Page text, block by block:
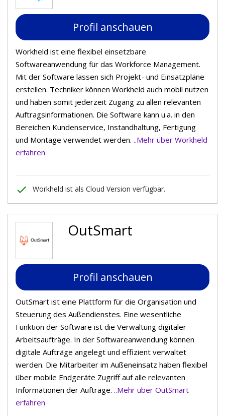
Profil anschauen
Workheld ist eine flexibel einsetzbare
Softwareanwendung für das Workforce Management.
Mit der Software lassen sich Projekt- und Einsatzpläne
erstellen. Techniker können Workheld auch mobil nutzen
und haben somit jederzeit Zugang zu allen relevanten
Auftragsinformationen. Die Software kann u.a. in den
Bereichen Kundenservice, Instandhaltung, Fertigung
und Montage verwendet werden. ..Mehr über Workheld
erfahren
done Workheld ist als Cloud Version verfügbar.
OutSmart
Profil anschauen
OutSmart ist eine Plattform für die Organisation und
Steuerung des Außendienstes. Eine wesentliche
Funktion der Software ist die Verwaltung digitaler
Arbeitsaufträge. In der Softwareanwendung können
digitale Aufträge angelegt und effizient verwaltet
werden. Die Mitarbeiter im Außeneinsatz haben flexibel
über mobile Endgeräte Zugriff auf alle relevanten
Informationen der Aufträge. ..Mehr über OutSmart
erfahren